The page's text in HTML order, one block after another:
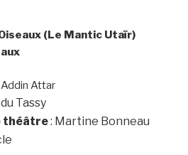
(Le Mantic Utaïr)
Addin Attar
Tassy
théâtre: Martine Bonneau